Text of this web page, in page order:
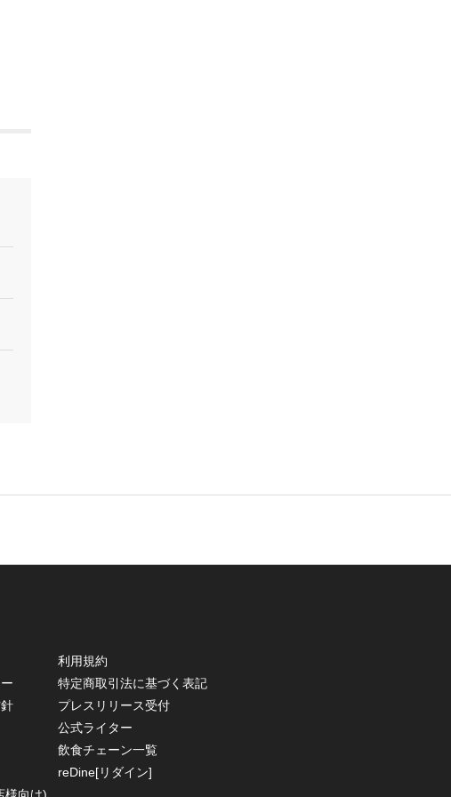
利用規約
特定商取引法に基づく表記
プレスリリース受付
公式ライター
飲食チェーン一覧
reDine[リダイン]
様向け)